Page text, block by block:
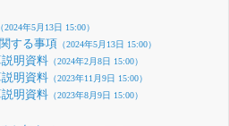
2024年5月13日 15:00）
する事項 （2024年5月13日 15:00）
明資料（2024年2月8日 15:00）
明資料（2023年11月9日 15:00）
明資料（2023年8月9日 15:00）